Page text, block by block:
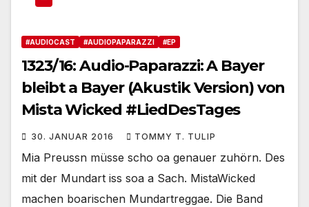
#AUDIOCAST #AUDIOPAPARAZZI #EP
1323/16: Audio-Paparazzi: A Bayer
bleibt a Bayer (Akustik Version) von
Mista Wicked #LiedDesTages
30. JANUAR 2016 TOMMY T. TULIP
Mia Preussn müsse scho oa genauer zuhörn. Des
mit der Mundart iss soa a Sach. MistaWicked
machen boarischen Mundartreggae. Die Band